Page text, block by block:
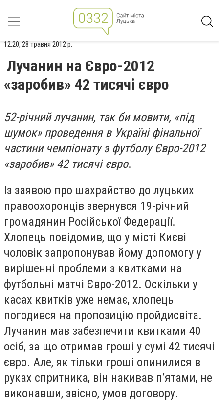
12:20, 28 травня 2012 р.
Лучанин на Євро-2012
«заробив» 42 тисячі євро
52-річний лучанин, так би мовити, «під
шумок» проведення в Україні фінальної
частини чемпіонату з футболу Євро-2012
«заробив» 42 тисячі євро.
Із заявою про шахрайство до луцьких
правоохоронців звернувся 19-річний
громадянин Російської Федерації.
Хлопець повідомив, що у місті Києві
чоловік запропонував йому допомогу у
вирішенні проблеми з квитками на
футбольні матчі Євро-2012. Оскільки у
касах квитків уже немає, хлопець
погодився на пропозицію пройдисвіта.
Лучанин мав забезпечити квитками 40
осіб, за що отримав гроші у сумі 42 тисячі
євро. Але, як тільки гроші опинилися в
руках спритника, він накивав п’ятами, не
виконавши, звісно, умов договору.